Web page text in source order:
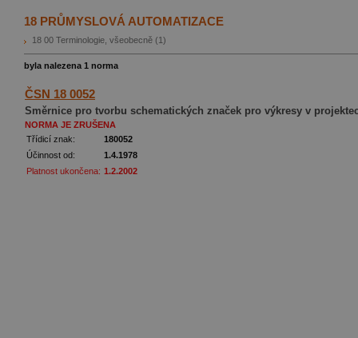
18 PRŮMYSLOVÁ AUTOMATIZACE
18 00 Terminologie, všeobecně (1)
byla nalezena 1 norma
ČSN 18 0052
Směrnice pro tvorbu schematických značek pro výkresy v
NORMA JE ZRUŠENA
Třídicí znak:
180052
Účinnost od:
1.4.1978
Platnost ukončena: 1.2.2002